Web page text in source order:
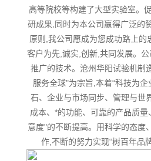
高等院校等构建了大型实验室。
研成果,同时为本公司赢得广泛的
原则,我公司愿成为您成功路上的
客户为先,诚实,创新,共同发展。公
推广的技术。沧州华阳试验机制
服务全球"为宗旨,本着“科技为
石、企业与市场同步、管理与世
成本、*的功能、可靠的产品质量
意度"的不断提高。用科学的态度
作,不断的努力实现“树百年品